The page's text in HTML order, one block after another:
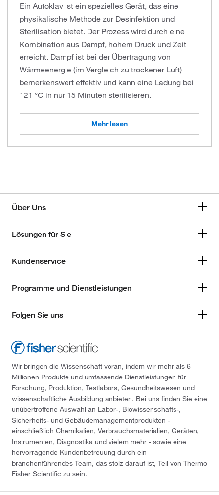
Ein Autoklav ist ein spezielles Gerät, das eine
physikalische Methode zur Desinfektion und
Sterilisation bietet. Der Prozess wird durch eine
Kombination aus Dampf, hohem Druck und Zeit
erreicht. Dampf ist bei der Übertragung von
Wärmeenergie (im Vergleich zu trockener Luft)
bemerkenswert effektiv und kann eine Ladung bei
121 °C in nur 15 Minuten sterilisieren.
Mehr lesen
Über Uns
Lösungen für Sie
Kundenservice
Programme und Dienstleistungen
Folgen Sie uns
Wir bringen die Wissenschaft voran, indem wir mehr als 6
Millionen Produkte und umfassende Dienstleistungen für
Forschung, Produktion, Testlabors, Gesundheitswesen und
wissenschaftliche Ausbildung anbieten. Bei uns finden Sie eine
unübertroffene Auswahl an Labor-, Biowissenschafts-,
Sicherheits- und Gebäudemanagementprodukten -
einschließlich Chemikalien, Verbrauchsmaterialien, Geräten,
Instrumenten, Diagnostika und vielem mehr - sowie eine
hervorragende Kundenbetreuung durch ein
branchenführendes Team, das stolz darauf ist, Teil von Thermo
Fisher Scientific zu sein.